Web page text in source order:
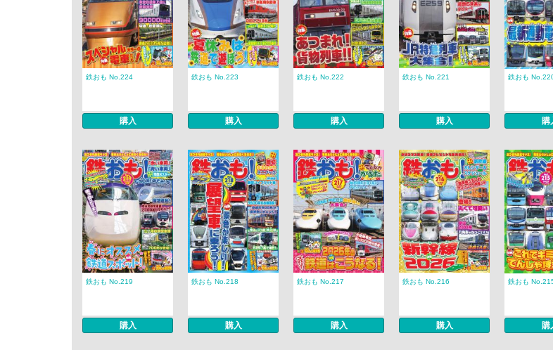
鉄おも No.224
購入
鉄おも No.223
購入
鉄おも No.222
購入
鉄おも No.221
購入
鉄おも
購
鉄おも No.219
購入
鉄おも No.218
購入
鉄おも No.217
購入
鉄おも No.216
購入
鉄おも
購